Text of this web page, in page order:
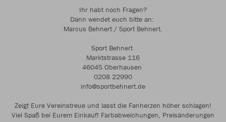
Ihr habt noch Fragen?
Dann wendet euch bitte an:
Marcus Behnert / Sport Behnert.
Sport Behnert
Marktstrasse 116
46045 Oberhausen
0208 22990
info@sportbehnert.de
Zeigt Eure Vereinstreue und lasst die Fanherzen höher schlagen!
Viel Spaß bei Eurem Einkauf! Farbabweichungen, Preisänderungen